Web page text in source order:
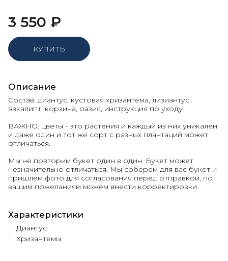
3 550 ₽
КУПИТЬ
Описание
Состав: диантус, кустовая хризантема, лизиантус,
эвкалипт, корзина, оазис, инструкция по уходу
ВАЖНО: цветы - это растения и каждый из них уникален
и даже один и тот же сорт с разных плантаций может
отличаться.
Мы не повторим букет один в один. Букет может
незначительно отличаться. Мы соберем для вас букет и
пришлем фото для согласования перед отправкой, по
вашим пожеланиям можем внести корректировки
Характеристики
Диантус
Хризантемы